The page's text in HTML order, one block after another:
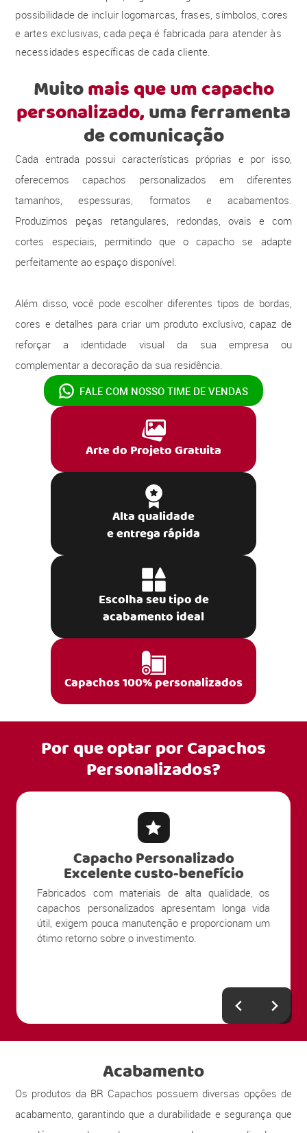
possibilidade de incluir logomarcas, frases, símbolos, cores
e artes exclusivas, cada peça é fabricada para atender às
necessidades específicas de cada cliente.
Muitomais que um capacho
personalizado,uma ferramenta
de comunicação
Cada entrada possui características próprias e por isso,
oferecemos capachos personalizados em diferentes
tamanhos, espessuras, formatos e acabamentos.
Produzimos peças retangulares, redondas, ovais e com
cortes especiais, permitindo que o capacho se adapte
perfeitamente ao espaço disponível.
Além disso, você pode escolher diferentes tipos de bordas,
cores e detalhes para criar um produto exclusivo, capaz de
reforçar a identidade visual da sua empresa ou
complementar a decoração da sua residência.
FALE COM NOSSO TIME DE VENDAS
Arte do Projeto Gratuita
Alta qualidade
e entrega rápida
Escolha seu tipo de
acabamento ideal
Capachos 100% personalizados
Por que optar porCapachos
Personalizados?
Capacho Personalizado
Excelente custo-benefício
Fabricados com materiais de alta qualidade, os
capachos personalizados apresentam longa vida
útil, exigem pouca manutenção e proporcionam um
ótimo retorno sobre o investimento.
Acabamento
Os produtos da BR Capachos possuem diversas opções de
acabamento, garantindo que a durabilidade e segurança que